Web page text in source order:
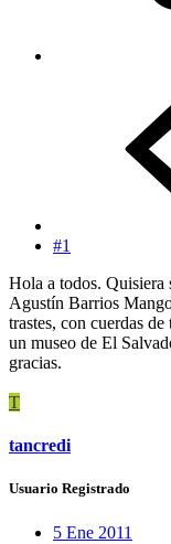
#1
Hola a todos. Quisiera
Agustín Barrios
trastes, con cuerdas
un museo de El
gracias.
T
tancredi
Usuario Registrado
5 Ene 2011